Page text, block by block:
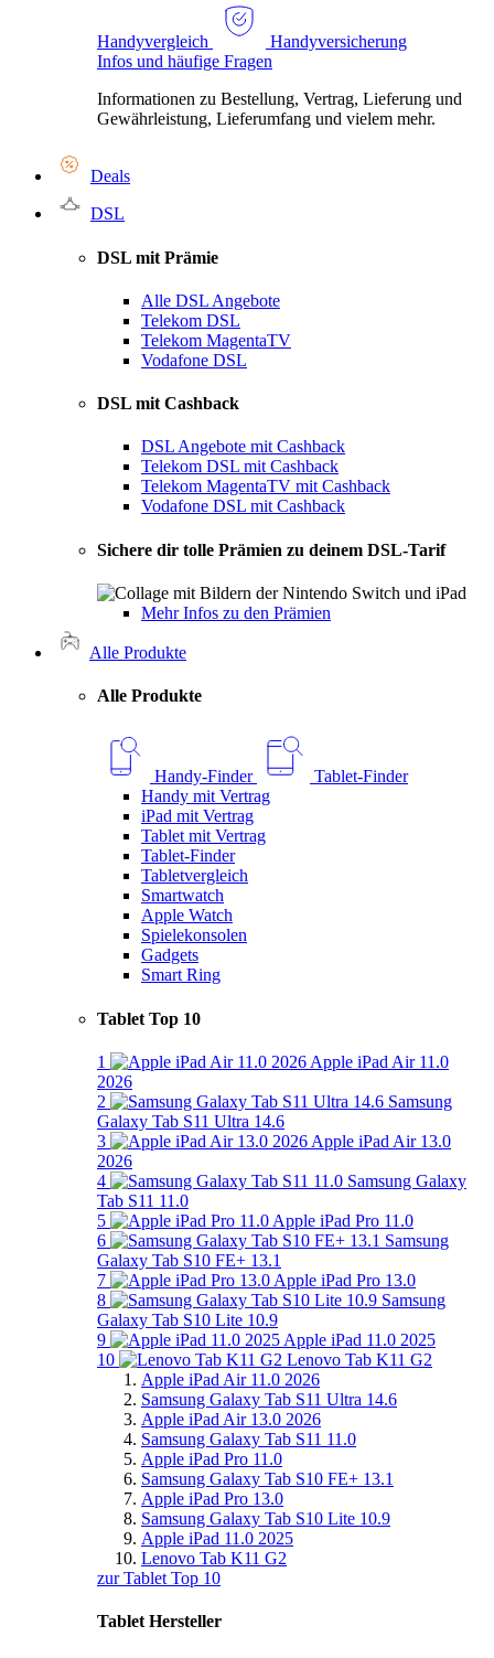
Handyvergleich
Handyversicherung
Infos und häufige Fragen
Informationen zu Bestellung, Vertrag, Lieferung und
Gewährleistung, Lieferumfang und vielem mehr.
Deals
DSL
DSL mit Prämie
Alle DSL Angebote
Telekom DSL
Telekom MagentaTV
Vodafone DSL
DSL mit Cashback
DSL Angebote mit Cashback
Telekom DSL mit Cashback
Telekom MagentaTV mit Cashback
Vodafone DSL mit Cashback
Sichere dir tolle Prämien zu deinem DSL-Tarif
Mehr Infos zu den Prämien
Alle Produkte
Alle Produkte
Handy-Finder
Tablet-Finder
Handy mit Vertrag
iPad mit Vertrag
Tablet mit Vertrag
Tablet-Finder
Tabletvergleich
Smartwatch
Apple Watch
Spielekonsolen
Gadgets
Smart Ring
Tablet Top 10
1
Apple iPad Air 11.0
2026
2
Samsung
Galaxy Tab S11 Ultra 14.6
3
Apple iPad Air 13.0
2026
4
Samsung Galaxy
Tab S11 11.0
5
Apple iPad Pro 11.0
6
Samsung
Galaxy Tab S10 FE+ 13.1
7
Apple iPad Pro 13.0
8
Samsung
Galaxy Tab S10 Lite 10.9
9
Apple iPad 11.0 2025
10
Lenovo Tab K11 G2
Apple iPad Air 11.0 2026
Samsung Galaxy Tab S11 Ultra 14.6
Apple iPad Air 13.0 2026
Samsung Galaxy Tab S11 11.0
Apple iPad Pro 11.0
Samsung Galaxy Tab S10 FE+ 13.1
Apple iPad Pro 13.0
Samsung Galaxy Tab S10 Lite 10.9
Apple iPad 11.0 2025
Lenovo Tab K11 G2
zur Tablet Top 10
Tablet Hersteller